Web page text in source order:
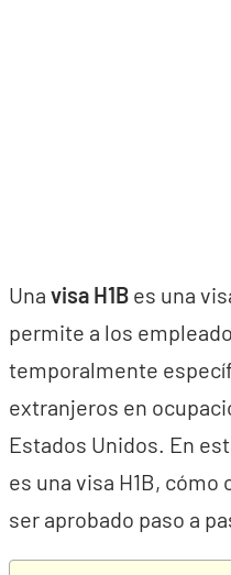
Una visa H1B es una
permite a los
temporalmente
extranjeros en
Estados Unidos. En
es una visa H1B,
ser aprobado paso a